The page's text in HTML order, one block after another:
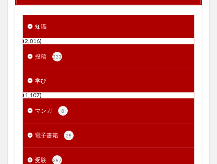
知識
(2,016)
投稿 333
学び
(1,107)
マンガ 8
電子書籍 28
受験 287